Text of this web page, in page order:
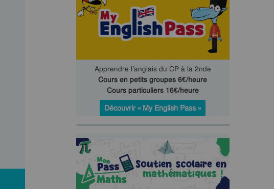
Apprendre l’anglais du CP à la 2nde
Cours en petits groupes 6€/heure
Cours particuliers 16€/heure
Découvrir « My English Pass »